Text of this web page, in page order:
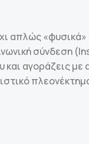
απλώς «φυσικά»
σύνδεση
αγοράζεις με